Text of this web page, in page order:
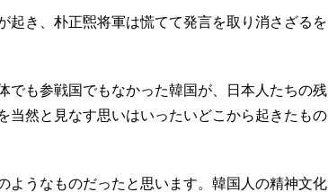
起き、朴正煕将軍は慌てて発言を取り消さざるを
でも参戦国でもなかった韓国が、日本人たちの残
当然と見なす思いはいったいどこから起きたもの
ようなものだったと思います。韓国人の精神文化